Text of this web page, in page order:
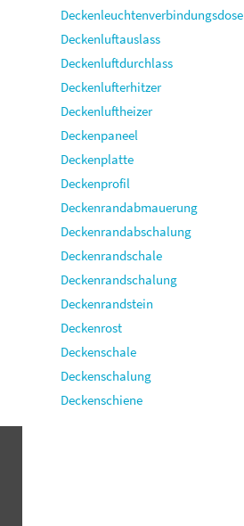
Deckenleuchtenverbindungsdose
Deckenluftauslass
Deckenluftdurchlass
Deckenlufterhitzer
Deckenluftheizer
Deckenpaneel
Deckenplatte
Deckenprofil
Deckenrandabmauerung
Deckenrandabschalung
Deckenrandschale
Deckenrandschalung
Deckenrandstein
Deckenrost
Deckenschale
Deckenschalung
Deckenschiene